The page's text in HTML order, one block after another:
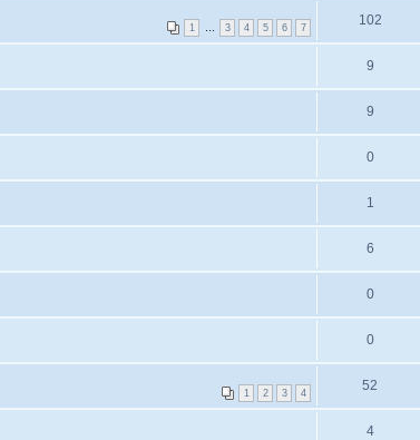
1 … 3 4 5 6 7 102
9
9
0
1
6
0
0
1 2 3 4 52
4